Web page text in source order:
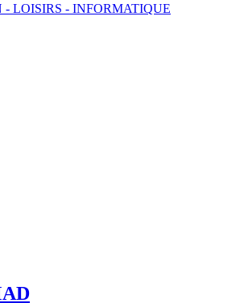
LOISIRS - INFORMATIQUE